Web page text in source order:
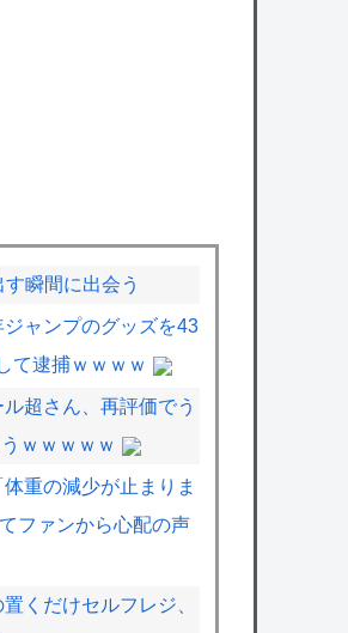
す瞬間に出会う
ジャンプのグッズを43
て逮捕ｗｗｗｗ
ル超さん、再評価でう
ｗｗｗｗｗ
体重の減少が止まりま
ファンから心配の声
くだけセルフレジ、